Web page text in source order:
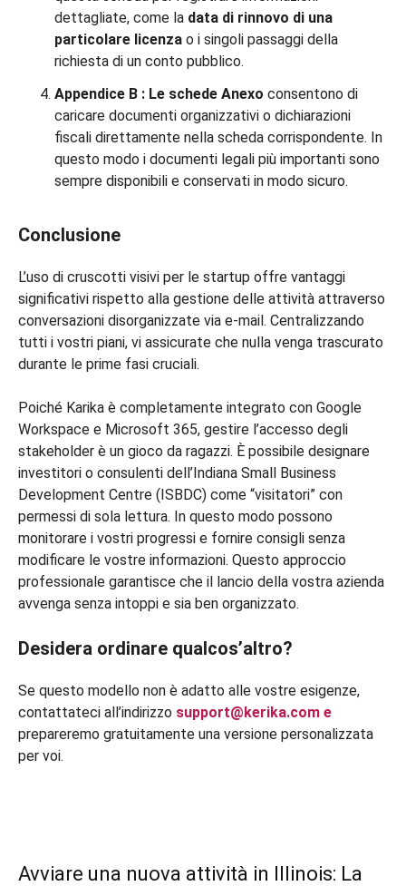
dettagliate, come la data di rinnovo di una
particolare licenza o i singoli passaggi della
richiesta di un conto pubblico.
Appendice B : Le schede Anexo consentono di
caricare documenti organizzativi o dichiarazioni
fiscali direttamente nella scheda corrispondente. In
questo modo i documenti legali più importanti sono
sempre disponibili e conservati in modo sicuro.
Conclusione
L’uso di cruscotti visivi per le startup offre vantaggi
significativi rispetto alla gestione delle attività attraverso
conversazioni disorganizzate via e-mail. Centralizzando
tutti i vostri piani, vi assicurate che nulla venga trascurato
durante le prime fasi cruciali.
Poiché Karika è completamente integrato con Google
Workspace e Microsoft 365, gestire l’accesso degli
stakeholder è un gioco da ragazzi. È possibile designare
investitori o consulenti dell’Indiana Small Business
Development Centre (ISBDC) come “visitatori” con
permessi di sola lettura. In questo modo possono
monitorare i vostri progressi e fornire consigli senza
modificare le vostre informazioni. Questo approccio
professionale garantisce che il lancio della vostra azienda
avvenga senza intoppi e sia ben organizzato.
Desidera ordinare qualcos’altro?
Se questo modello non è adatto alle vostre esigenze,
contattateci all’indirizzo support@kerika.com e
prepareremo gratuitamente una versione personalizzata
per voi.
Avviare una nuova attività in Illinois: La